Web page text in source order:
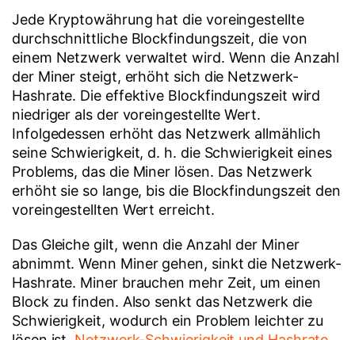
Jede Kryptowährung hat die voreingestellte
durchschnittliche Blockfindungszeit, die von
einem Netzwerk verwaltet wird. Wenn die Anzahl
der Miner steigt, erhöht sich die Netzwerk-
Hashrate. Die effektive Blockfindungszeit wird
niedriger als der voreingestellte Wert.
Infolgedessen erhöht das Netzwerk allmählich
seine Schwierigkeit, d. h. die Schwierigkeit eines
Problems, das die Miner lösen. Das Netzwerk
erhöht sie so lange, bis die Blockfindungszeit den
voreingestellten Wert erreicht.
Das Gleiche gilt, wenn die Anzahl der Miner
abnimmt. Wenn Miner gehen, sinkt die Netzwerk-
Hashrate. Miner brauchen mehr Zeit, um einen
Block zu finden. Also senkt das Netzwerk die
Schwierigkeit, wodurch ein Problem leichter zu